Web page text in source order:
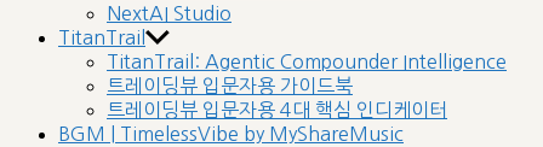
NextAI Studio
TitanTrail
TitanTrail: Agentic Compounder Intelligence
트레이딩뷰 입문자용 가이드북
트레이딩뷰 입문자용 4대 핵심 인디케이터
BGM | TimelessVibe by MyShareMusic